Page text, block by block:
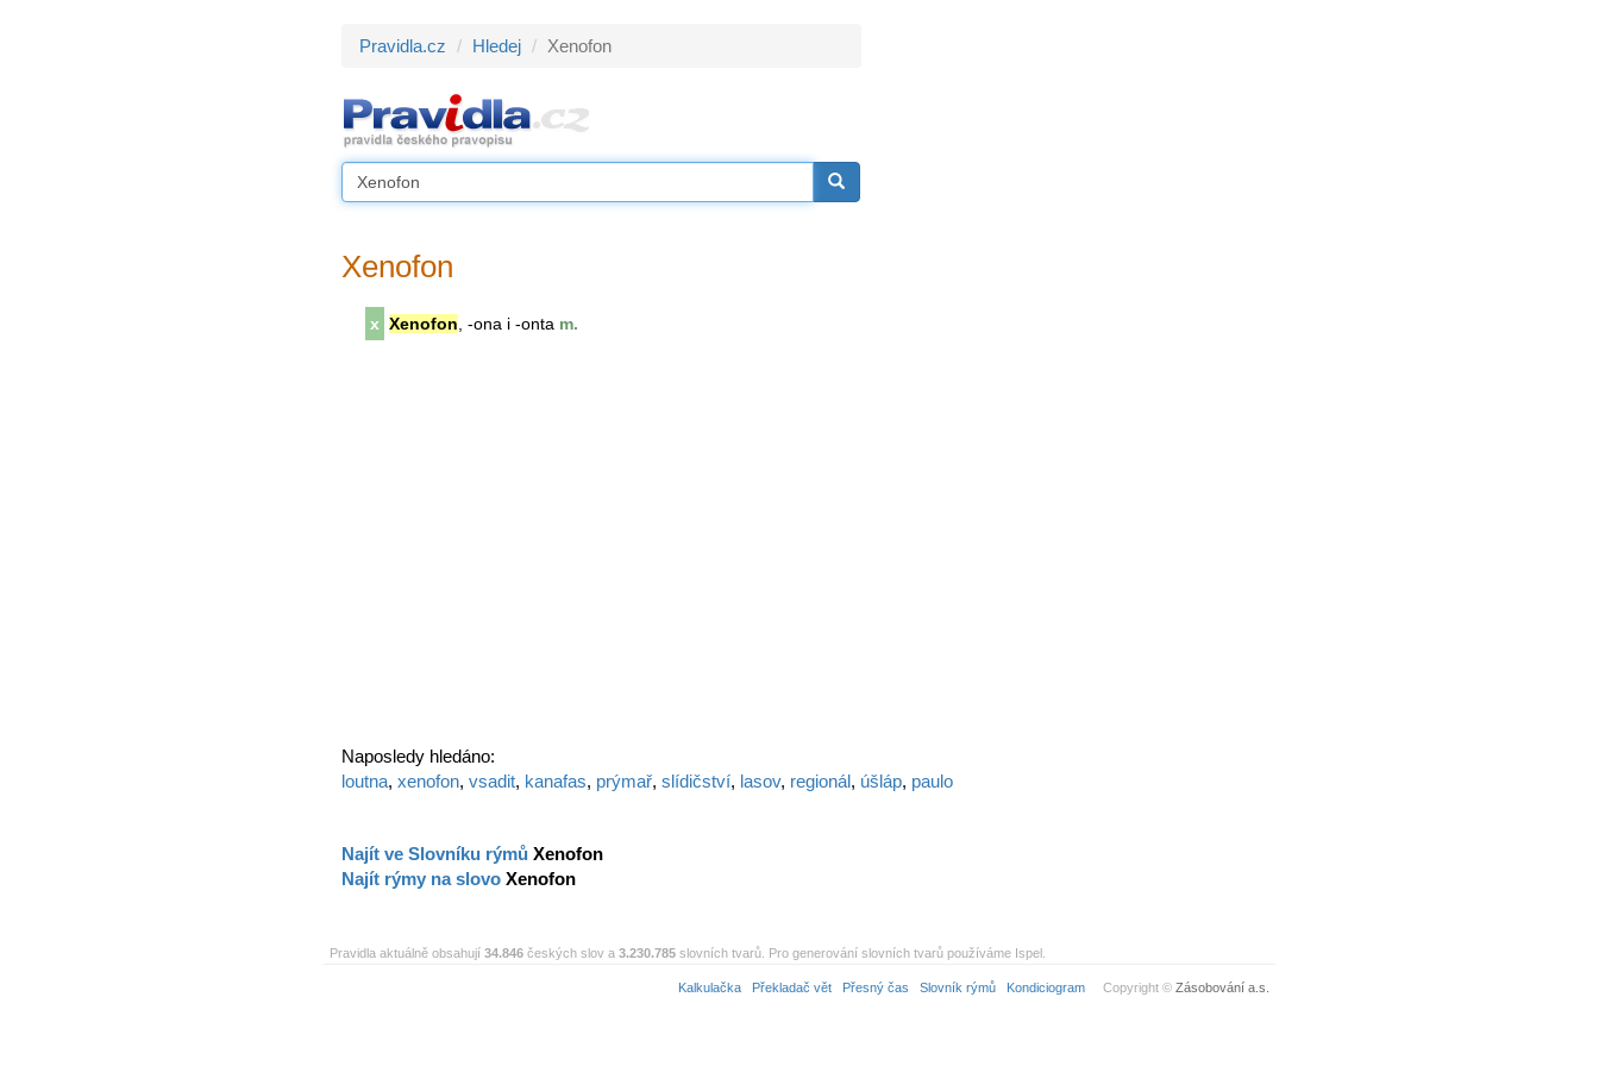
Pravidla.cz Hledej Xenofon
Xenofon
x Xenofon , -ona i -onta m.
Naposledy hledáno:
loutna, xenofon, vsadit, kanafas, prýmař, slídičství, lasov, regionál, úšláp, paulo
Najít ve Slovníku rýmů Xenofon
Najít rýmy na slovo Xenofon
Pravidla aktuálně obsahují 34.846 českých slov a 3.230.785 slovních tvarů. Pro generování slovních tvarů používáme Ispel.
Kalkulačka Překladač vět Přesný čas Slovník rýmů Kondiciogram Copyright © Zásobování a.s.